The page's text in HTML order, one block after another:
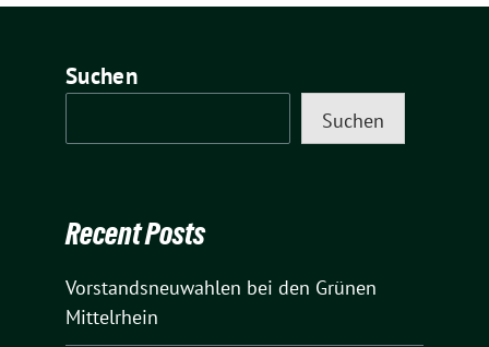
Suchen
Suchen
Recent Posts
Vorstandsneuwahlen bei den Grünen
Mittelrhein